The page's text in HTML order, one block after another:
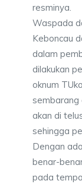
resminya.
Waspada
Keboncau
dalam
dilakukan
oknum
sembarang
akan di
sehingga
Dengan
benar-
pada